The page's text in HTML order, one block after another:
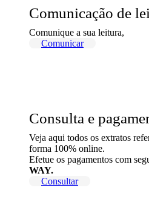
Comunicação de
Comunique a sua leitura,
Comunicar
Consulta e
Veja aqui todos os extratos
forma 100% online.
Efetue os pagamentos com
WAY.
Consultar